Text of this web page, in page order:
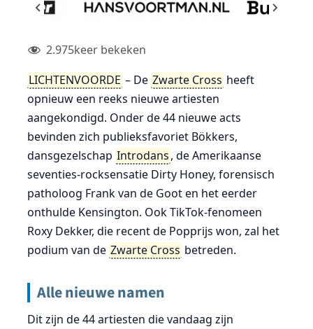
2.975keer bekeken
LICHTENVOORDE – De Zwarte Cross heeft
opnieuw een reeks nieuwe artiesten
aangekondigd. Onder de 44 nieuwe acts
bevinden zich publieksfavoriet Bökkers,
dansgezelschap Introdans, de Amerikaanse
seventies-rocksensatie Dirty Honey, forensisch
patholoog Frank van de Goot en het eerder
onthulde Kensington. Ook TikTok-fenomeen
Roxy Dekker, die recent de Popprijs won, zal het
podium van de Zwarte Cross betreden.
Alle nieuwe namen
Dit zijn de 44 artiesten die vandaag zijn